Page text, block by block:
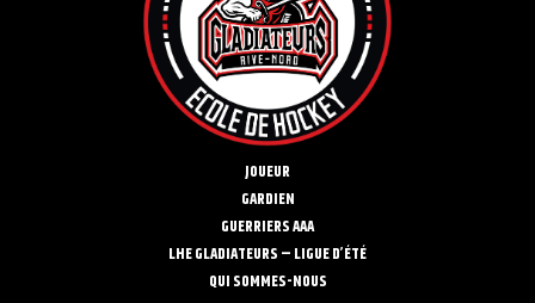
JOUEUR
GARDIEN
GUERRIERS AAA
LHE GLADIATEURS – LIGUE D’ÉTÉ
QUI SOMMES-NOUS